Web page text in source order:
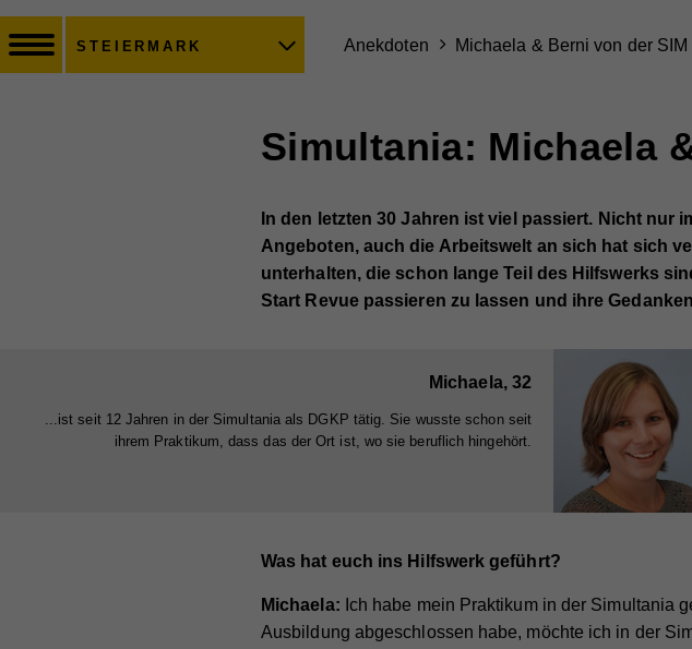
STEIERMARK Anekdoten Michaela & Berni von der SIM
Simultania: Michaela
In den letzten 30 Jahren ist viel passiert. Nicht nur
Angeboten, auch die Arbeitswelt an sich hat sich
unterhalten, die schon lange Teil des Hilfswerks
Start Revue passieren zu lassen und ihre
Michaela, 32
...ist seit 12 Jahren in der Simultania als DGKP tätig. Sie wusste schon seit
ihrem Praktikum, dass das der Ort ist, wo sie beruflich hingehört.
Was hat euch ins Hilfswerk geführt?
Michaela: Ich habe mein Praktikum in der Simultania
Ausbildung abgeschlossen habe, möchte ich in der